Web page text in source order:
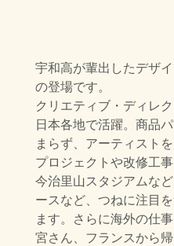
宇和高が輩出したデザ
の登場です。
クリエティブ・ディレ
日本各地で活躍。商品
まらず、アーティスト
プロジェクトや改修工事
今治里山スタジアムな
ースなど、つねに注目
ます。さらに海外の仕
宮さん、フランスから